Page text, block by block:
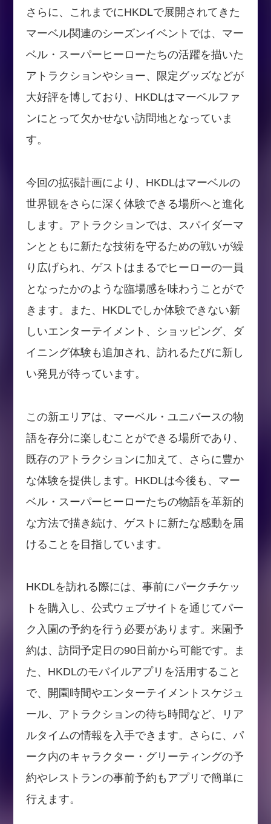
さらに、これまでにHKDLで展開されてきた
マーベル関連のシーズンイベントでは、マー
ベル・スーパーヒーローたちの活躍を描いた
アトラクションやショー、限定グッズなどが
大好評を博しており、HKDLはマーベルファ
ンにとって欠かせない訪問地となっていま
す。
今回の拡張計画により、HKDLはマーベルの
世界観をさらに深く体験できる場所へと進化
します。アトラクションでは、スパイダーマ
ンとともに新たな技術を守るための戦いが繰
り広げられ、ゲストはまるでヒーローの一員
となったかのような臨場感を味わうことがで
きます。また、HKDLでしか体験できない新
しいエンターテイメント、ショッピング、ダ
イニング体験も追加され、訪れるたびに新し
い発見が待っています。
この新エリアは、マーベル・ユニバースの物
語を存分に楽しむことができる場所であり、
既存のアトラクションに加えて、さらに豊か
な体験を提供します。HKDLは今後も、マー
ベル・スーパーヒーローたちの物語を革新的
な方法で描き続け、ゲストに新たな感動を届
けることを目指しています。
HKDLを訪れる際には、事前にパークチケッ
トを購入し、公式ウェブサイトを通じてパー
ク入園の予約を行う必要があります。来園予
約は、訪問予定日の90日前から可能です。ま
た、HKDLのモバイルアプリを活用すること
で、開園時間やエンターテイメントスケジュ
ール、アトラクションの待ち時間など、リア
ルタイムの情報を入手できます。さらに、パ
ーク内のキャラクター・グリーティングの予
約やレストランの事前予約もアプリで簡単に
行えます。